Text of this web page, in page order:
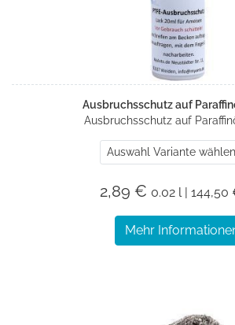
Ausbruchsschutz auf
Ausbruchsschutz auf
Auswahl Variante wählen
2,89 € 0.02 l |
Mehr